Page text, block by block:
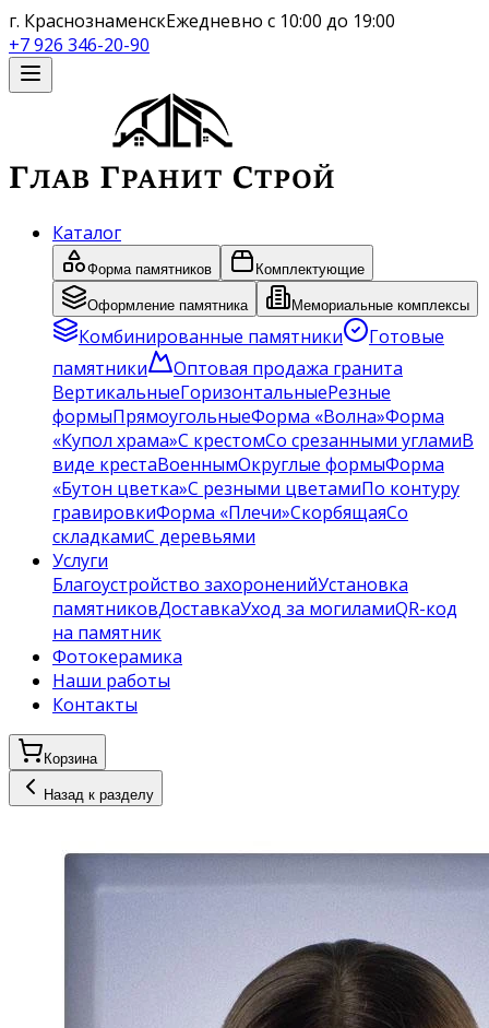
г. КраснознаменскЕжедневно с 10:00 до 19:00
+7 926 346-20-90
Каталог
Форма памятников Комплектующие
Оформление памятника Мемориальные комплексы
Комбинированные памятники
Готовые
памятники
Оптовая продажа гранита
ВертикальныеГоризонтальныеРезные
формыПрямоугольныеФорма «Волна»Форма
«Купол храма»С крестомСо срезанными угламиВ
виде крестаВоеннымОкруглые формыФорма
«Бутон цветка»С резными цветамиПо контуру
гравировкиФорма «Плечи»СкорбящаяСо
складкамиС деревьями
Услуги
Благоустройство захороненийУстановка
памятниковДоставкаУход за могиламиQR-код
на памятник
Фотокерамика
Наши работы
Контакты
Корзина
Назад к разделу